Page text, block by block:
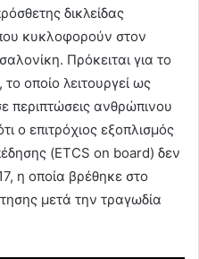
δικλείδας
κυκλοφορούν στον
Πρόκειται για το
οποίο λειτουργεί ως
περιπτώσεις ανθρώπινου
ο επιτρόχιος εξοπλισμός
(ETCS on board) δεν
η οποία βρέθηκε στο
μετά την τραγωδία